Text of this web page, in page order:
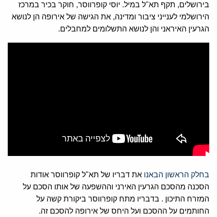
בירושלים, תקף תא"ל במיל. יוסי קופרווסר, חוקר בכיר במרכז
הירושלמי לענייני ציבור ומדינה, את הגישה של אירופה הן לנושא
הגרעין האיראני והן לנושא התשלומים למחבלים.
בחלק הראשון הבאנו את דבריו של תא"ל קופרווסר אודות
הסכנה מהסכם הגרעין האירני וההשפעה של אותו הסכם על
המזרח התיכון . בדבריו מתח קופרווסר ביקורת קשה על
החותמים על ההסכם ועל היחס של אירופה להסכם זה.